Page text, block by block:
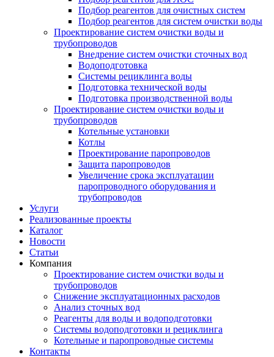
Подбор реагентов для очистных систем
Подбор реагентов для систем очистки воды
Проектирование систем очистки воды и
трубопроводов
Внедрение систем очистки сточных вод
Водоподготовка
Системы рециклинга воды
Подготовка технической воды
Подготовка производственной воды
Проектирование систем очистки воды и
трубопроводов
Котельные установки
Котлы
Проектирование паропроводов
Защита паропроводов
Увеличение срока эксплуатации
паропроводного оборудования и
трубопроводов
Услуги
Реализованные проекты
Каталог
Новости
Статьи
Компания
Проектирование систем очистки воды и
трубопроводов
Снижение эксплуатационных расходов
Анализ сточных вод
Реагенты для воды и водоподготовки
Системы водоподготовки и рециклинга
Котельные и паропроводные системы
Контакты